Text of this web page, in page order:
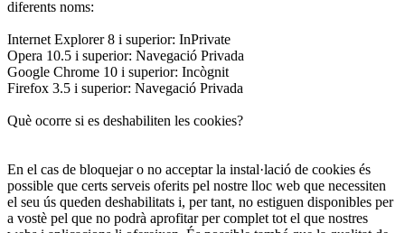
diferents noms:
Internet Explorer 8 i superior: InPrivate
Opera 10.5 i superior: Navegació Privada
Google Chrome 10 i superior: Incògnit
Firefox 3.5 i superior: Navegació Privada
Què ocorre si es deshabiliten les cookies?
En el cas de bloquejar o no acceptar la instal·lació de cookies és
possible que certs serveis oferits pel nostre lloc web que necessiten
el seu ús queden deshabilitats i, per tant, no estiguen disponibles per
a vostè pel que no podrà aprofitar per complet tot el que nostres